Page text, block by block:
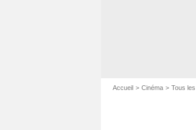
Accueil Cinéma Tous